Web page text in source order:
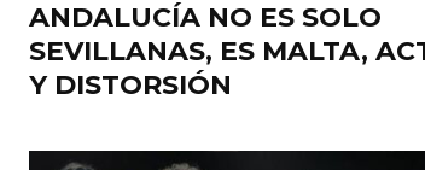
ANDALUCÍA NO ES SOLO
SEVILLANAS, ES MALTA,
Y DISTORSIÓN